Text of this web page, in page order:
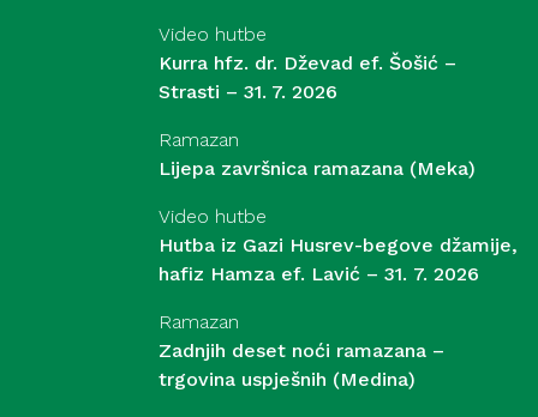
Video hutbe
Kurra hfz. dr. Dževad ef. Šošić –
Strasti – 31. 7. 2026
Ramazan
Lijepa završnica ramazana (Meka)
Video hutbe
Hutba iz Gazi Husrev-begove džamije,
hafiz Hamza ef. Lavić – 31. 7. 2026
Ramazan
Zadnjih deset noći ramazana –
trgovina uspješnih (Medina)